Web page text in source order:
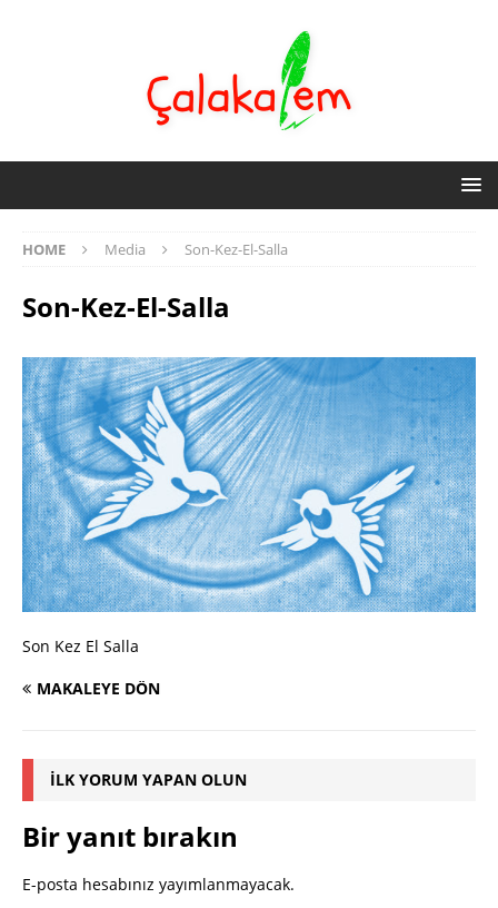
HOME Media Son-Kez-El-Salla
Son-Kez-El-Salla
Son Kez El Salla
MAKALEYE DÖN
İLK YORUM YAPAN OLUN
Bir yanıt bırakın
E-posta hesabınız yayımlanmayacak.